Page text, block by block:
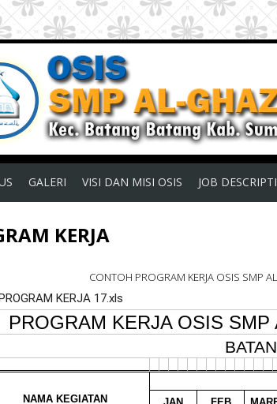
GALERI VISI DAN MISI OSIS JOB
KERJA
CONTOH PROGRAM KERJA OSIS SMP